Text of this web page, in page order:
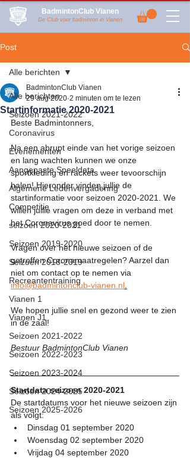
BadmintonClub Vianen
De Club voor badminton in Vianen
Post
Alle berichten
Seizoen 2021-2022
Coronavirus
Evenementen
Aangepaste Speeldata
Algemene Ledenvergadering
Competitie
seizoen 2020-2021
Seizoen 2019-2020
Seizoen 2018-2019
Recreantentraining
Vianen 1
Vianen J1
Seizoen 2021-2022
Seizoen 2022-2023
Seizoen 2023-2024
Seizoen 2024-2025
Seizoen 2025-2026
Alle berichten
Startinformatie 2020-2021
BadmintonClub Vianen
29 aug 2020 2 minuten om te lezen
Beste Badmintonners,
Na een abrupt einde van het vorige seizoen
en lang wachten kunnen we onze
sportkleding en rackets weer tevoorschijn
halen! Hieronder vinden jullie de
startinformatie voor seizoen 2020-2021. We
willen jullie vragen om deze in verband met
het Coronavirus goed door te nemen.
Vragen over het nieuwe seizoen of de
getroffen Coronamaatregelen? Aarzel dan
niet om contact op te nemen via
info@badmintonclub-vianen.nl
We hopen jullie snel en gezond weer te zien
in de zaal!
Bestuur BadmintonClub Vianen
Startdata seizoen 2020-2021
De startdatums voor het nieuwe seizoen zijn
als volgt:
Dinsdag 01 september 2020
Woensdag 02 september 2020
Vrijdag 04 september 2020